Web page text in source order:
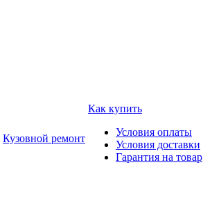
Кузовной ремонт
Как купить
Условия оплаты
Условия доставки
Гарантия на товар